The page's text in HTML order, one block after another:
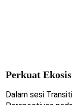
Perkuat
Dalam sesi